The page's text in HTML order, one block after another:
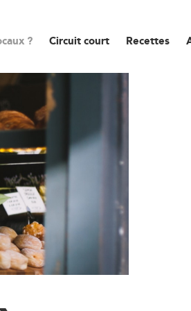
? Circuit court Recettes